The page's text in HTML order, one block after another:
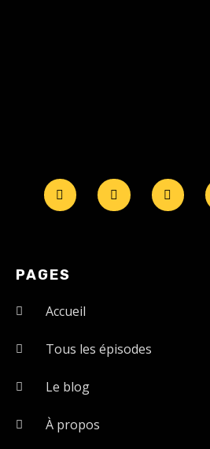
PAGES
Accueil
Tous les épisodes
Le blog
À propos